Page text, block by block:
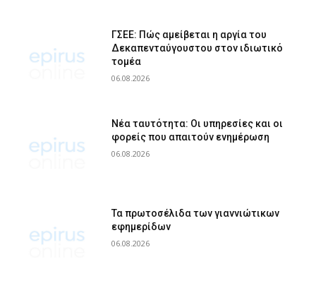
ΓΣΕΕ: Πώς αμείβεται η αργία του
Δεκαπενταύγουστου στον ιδιωτικό
τομέα
06.08.2026
Νέα ταυτότητα: Οι υπηρεσίες και οι
φορείς που απαιτούν ενημέρωση
06.08.2026
Τα πρωτοσέλιδα των γιαννιώτικων
εφημερίδων
06.08.2026